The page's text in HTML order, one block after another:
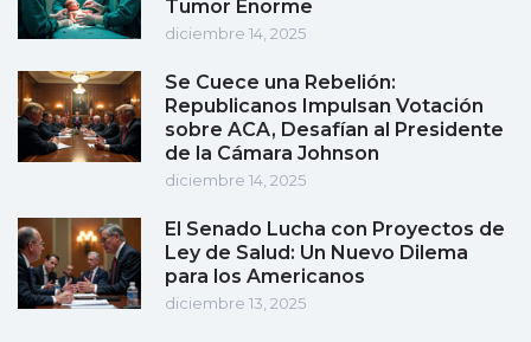
Tumor Enorme
diciembre 14, 2025
Se Cuece una Rebelión:
Republicanos Impulsan Votación
sobre ACA, Desafían al Presidente
de la Cámara Johnson
diciembre 14, 2025
El Senado Lucha con Proyectos de
Ley de Salud: Un Nuevo Dilema
para los Americanos
diciembre 13, 2025